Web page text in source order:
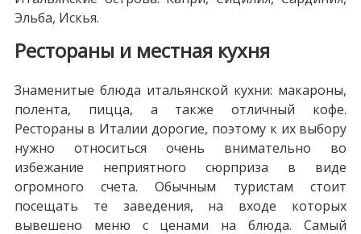
Эльба, Искья.
Рестораны и местная кухня
Знаменитые блюда итальянской кухни: макароны,
полента, пицца, а также отличный кофе.
Рестораны в Италии дорогие, поэтому к их выбору
нужно относиться очень внимательно во
избежание неприятного сюрприза в виде
огромного счета. Обычным туристам стоит
посещать те заведения, на входе которых
вывешено меню с ценами на блюда. Самый